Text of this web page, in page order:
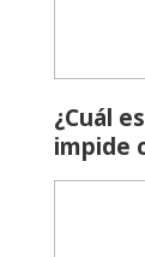
¿Cuál
impide